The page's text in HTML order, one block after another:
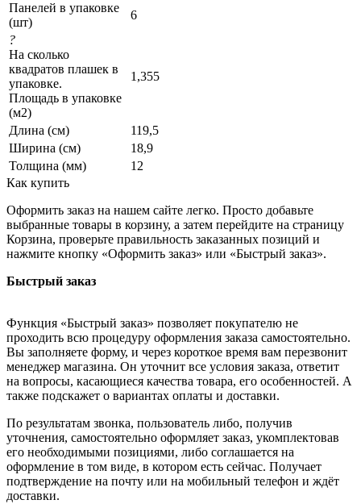
Панелей в упаковке
(шт)
6
?
На сколько
квадратов плашек в
упаковке.
Площадь в упаковке
(м2)
1,355
Длина (см)
119,5
Ширина (см)
18,9
Толщина (мм)
12
Как купить
Оформить заказ на нашем сайте легко. Просто добавьте
выбранные товары в корзину, а затем перейдите на страницу
Корзина, проверьте правильность заказанных позиций и
нажмите кнопку «Оформить заказ» или «Быстрый заказ».
Быстрый заказ
Функция «Быстрый заказ» позволяет покупателю не
проходить всю процедуру оформления заказа самостоятельно.
Вы заполняете форму, и через короткое время вам перезвонит
менеджер магазина. Он уточнит все условия заказа, ответит
на вопросы, касающиеся качества товара, его особенностей. А
также подскажет о вариантах оплаты и доставки.
По результатам звонка, пользователь либо, получив
уточнения, самостоятельно оформляет заказ, укомплектовав
его необходимыми позициями, либо соглашается на
оформление в том виде, в котором есть сейчас. Получает
подтверждение на почту или на мобильный телефон и ждёт
доставки.